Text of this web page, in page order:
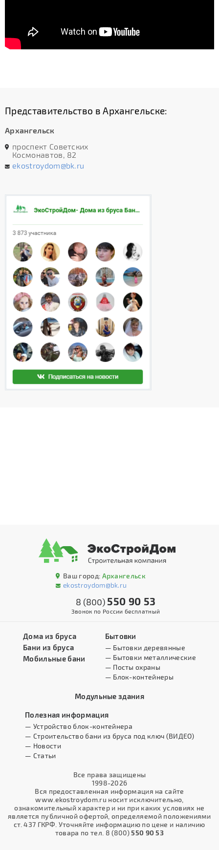
Представительство в Архангельске:
Архангельск
проспект Советских
Космонавтов, 82
ekostroydom@bk.ru
Ваш город: Архангельск
ekostroydom@bk.ru
8 (800) 550 90 53
Звонок по России бесплатный
Дома из бруса
Бани из бруса
Мобильные бани
Бытовки
— Бытовки деревянные
— Бытовки металлические
— Посты охраны
— Блок-контейнеры
Модульные здания
Полезная информация
— Устройство блок-контейнера
— Строительство бани из бруса под ключ (ВИДЕО)
— Новости
— Статьи
Все права защищены
1998-2026
Вся предоставленная информация на сайте
www.ekostroydom.ru носит исключительно,
ознакомительный характер и ни при каких условиях не
является публичной офертой, определяемой положениями
ст. 437 ГКРФ. Уточняйте информацию по цене и наличию
товара по тел. 8 (800)550 90 53